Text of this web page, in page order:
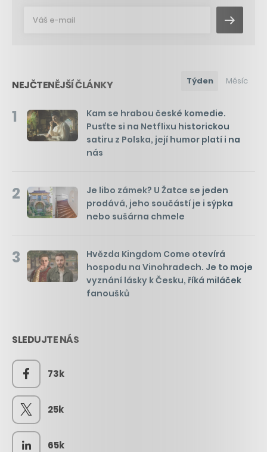
NEJČTENĚJŠÍ ČLÁNKY Týden Měsíc
1
Kam se hrabou české komedie.
Pusťte si na Netflixu historickou
satiru z Polska, její humor platí i na
nás
2
Je libo zámek? U Žatce se jeden
prodává, jeho součástí je i sýpka
nebo sušárna chmele
3
Hvězda Kingdom Come otevírá
hospodu na Vinohradech. Je to moje
vyznání lásky k Česku, říká miláček
fanoušků
SLEDUJTE NÁS
73k
25k
65k